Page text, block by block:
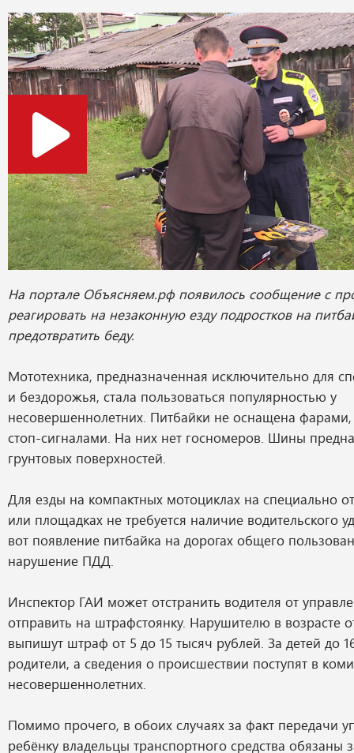
На портале Объясняем.рф появилось сообщение с
реагировать на незаконную езду подростков на
предотвратить беду.
Мототехника, предназначенная исключительно для
и бездорожья, стала пользоваться популярностью у
несовершеннолетних. Питбайки не оснащена
стоп-сигналами. На них нет госномеров. Шины
грунтовых поверхностей.
Для езды на компактных мотоциклах на специально
или площадках не требуется наличие водительского
вот появление питбайка на дорогах общего
нарушение ПДД.
Инспектор ГАИ может отстранить водителя от
отправить на штрафстоянку. Нарушителю в возрасте
выпишут штраф от 5 до 15 тысяч рублей. За детей до
родители, а сведения о происшествии поступят в
несовершеннолетних.
Помимо прочего, в обоих случаях за факт передачи
ребёнку владельцы транспортного средства обязаны